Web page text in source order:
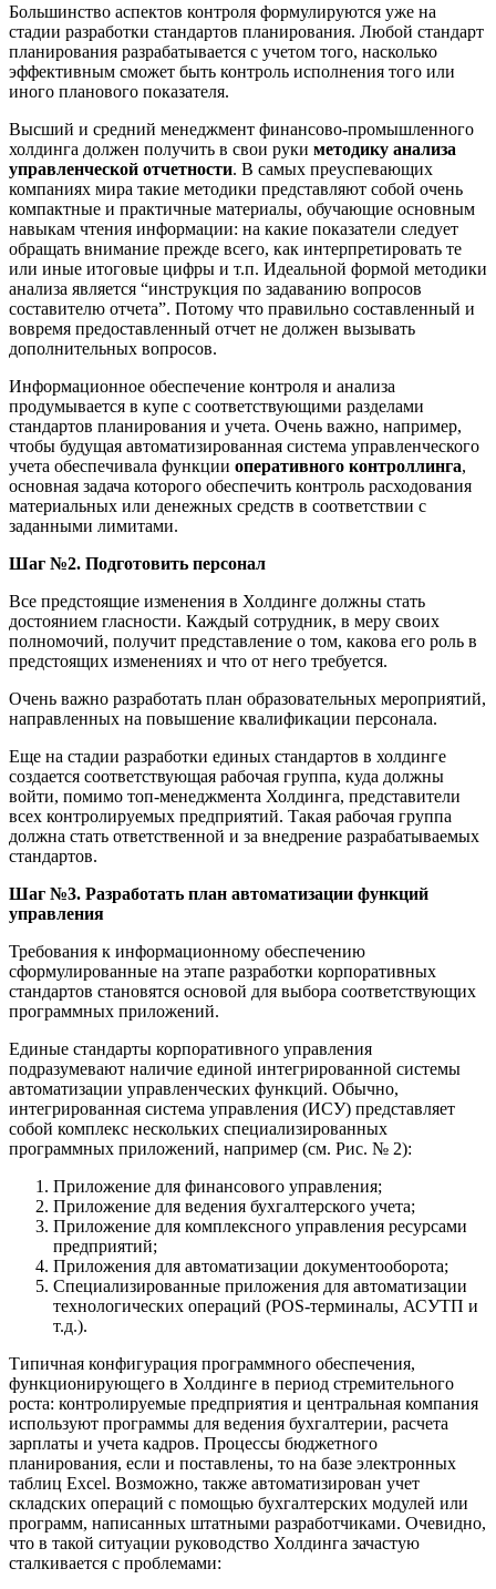
Большинство аспектов контроля формулируются уже на
стадии разработки стандартов планирования. Любой стандарт
планирования разрабатывается с учетом того, насколько
эффективным сможет быть контроль исполнения того или
иного планового показателя.
Высший и средний менеджмент финансово-промышленного
холдинга должен получить в свои руки методику анализа
управленческой отчетности. В самых преуспевающих
компаниях мира такие методики представляют собой очень
компактные и практичные материалы, обучающие основным
навыкам чтения информации: на какие показатели следует
обращать внимание прежде всего, как интерпретировать те
или иные итоговые цифры и т.п. Идеальной формой методики
анализа является “инструкция по задаванию вопросов
составителю отчета”. Потому что правильно составленный и
вовремя предоставленный отчет не должен вызывать
дополнительных вопросов.
Информационное обеспечение контроля и анализа
продумывается в купе с соответствующими разделами
стандартов планирования и учета. Очень важно, например,
чтобы будущая автоматизированная система управленческого
учета обеспечивала функции оперативного контроллинга,
основная задача которого обеспечить контроль расходования
материальных или денежных средств в соответствии с
заданными лимитами.
Шаг №2. Подготовить персонал
Все предстоящие изменения в Холдинге должны стать
достоянием гласности. Каждый сотрудник, в меру своих
полномочий, получит представление о том, какова его роль в
предстоящих изменениях и что от него требуется.
Очень важно разработать план образовательных мероприятий,
направленных на повышение квалификации персонала.
Еще на стадии разработки единых стандартов в холдинге
создается соответствующая рабочая группа, куда должны
войти, помимо топ-менеджмента Холдинга, представители
всех контролируемых предприятий. Такая рабочая группа
должна стать ответственной и за внедрение разрабатываемых
стандартов.
Шаг №3. Разработать план автоматизации функций
управления
Требования к информационному обеспечению
сформулированные на этапе разработки корпоративных
стандартов становятся основой для выбора соответствующих
программных приложений.
Единые стандарты корпоративного управления
подразумевают наличие единой интегрированной системы
автоматизации управленческих функций. Обычно,
интегрированная система управления (ИСУ) представляет
собой комплекс нескольких специализированных
программных приложений, например (см. Рис. № 2):
Приложение для финансового управления;
Приложение для ведения бухгалтерского учета;
Приложение для комплексного управления ресурсами
предприятий;
Приложения для автоматизации документооборота;
Специализированные приложения для автоматизации
технологических операций (POS-терминалы, АСУТП и
т.д.).
Типичная конфигурация программного обеспечения,
функционирующего в Холдинге в период стремительного
роста: контролируемые предприятия и центральная компания
используют программы для ведения бухгалтерии, расчета
зарплаты и учета кадров. Процессы бюджетного
планирования, если и поставлены, то на базе электронных
таблиц Excel. Возможно, также автоматизирован учет
складских операций с помощью бухгалтерских модулей или
программ, написанных штатными разработчиками. Очевидно,
что в такой ситуации руководство Холдинга зачастую
сталкивается с проблемами: